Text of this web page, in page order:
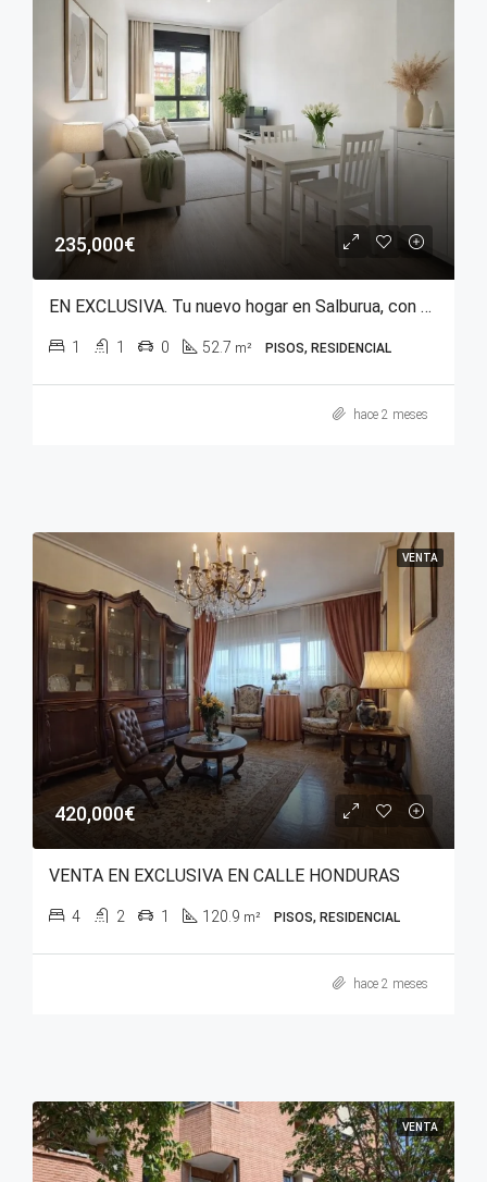
235,000€
EN EXCLUSIVA. Tu nuevo hogar en Salburua, con el Parque del Este a tus pies.
1 1 0 52.7 m² PISOS, RESIDENCIAL
hace 2 meses
VENTA
420,000€
VENTA EN EXCLUSIVA EN CALLE HONDURAS
4 2 1 120.9 m² PISOS, RESIDENCIAL
hace 2 meses
VENTA